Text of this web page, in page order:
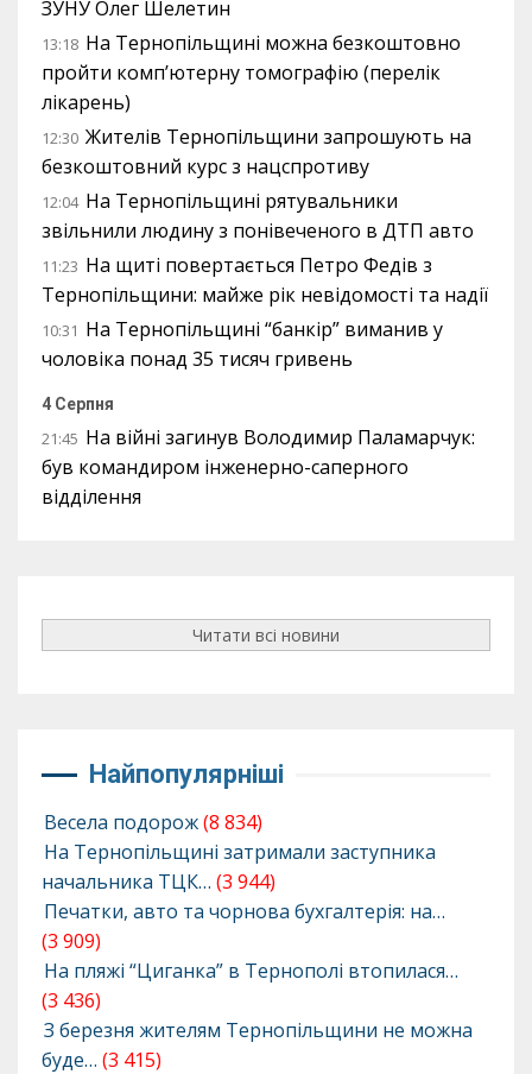
ЗУНУ Олег Шелетин
13:18 На Тернопільщині можна безкоштовно
пройти комп’ютерну томографію (перелік
лікарень)
12:30 Жителів Тернопільщини запрошують на
безкоштовний курс з нацспротиву
12:04 На Тернопільщині рятувальники
звільнили людину з понівеченого в ДТП авто
11:23 На щиті повертається Петро Федів з
Тернопільщини: майже рік невідомості та надії
10:31 На Тернопільщині “банкір” виманив у
чоловіка понад 35 тисяч гривень
4 Серпня
21:45 На війні загинув Володимир Паламарчук:
був командиром інженерно-саперного
відділення
Читати всі новини
Найпопулярніші
Весела подорож(8 834)
На Тернопільщині затримали заступника
начальника ТЦК… (3 944)
Печатки, авто та чорнова бухгалтерія: на…
(3 909)
На пляжі “Циганка” в Тернополі втопилася…
(3 436)
З березня жителям Тернопільщини не можна
буде… (3 415)